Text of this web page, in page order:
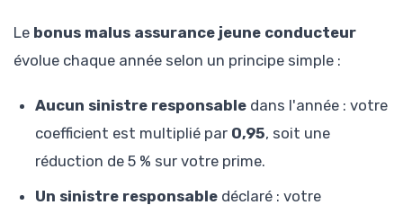
Le bonus malus assurance jeune conducteur
évolue chaque année selon un principe simple :
Aucun sinistre responsable dans l'année : votre
coefficient est multiplié par 0,95, soit une
réduction de 5 % sur votre prime.
Un sinistre responsable déclaré : votre